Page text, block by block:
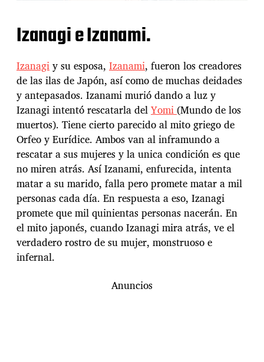
Izanagi e Izanami.
Izanagiy su esposa, Izanami, fueron los creadores
de las ilas de Japón, así como de muchas deidades
y antepasados. Izanami murió dando a luz y
Izanagi intentó rescatarla delYomi(Mundo de los
muertos). Tiene cierto parecido al mito griego de
Orfeo y Eurídice. Ambos van al inframundo a
rescatar a sus mujeres y la unica condición es que
no miren atrás. Así Izanami, enfurecida, intenta
matar a su marido, falla pero promete matar a mil
personas cada día. En respuesta a eso, Izanagi
promete que mil quinientas personas nacerán. En
el mito japonés, cuando Izanagi mira atrás, ve el
verdadero rostro de su mujer, monstruoso e
infernal.
Anuncios